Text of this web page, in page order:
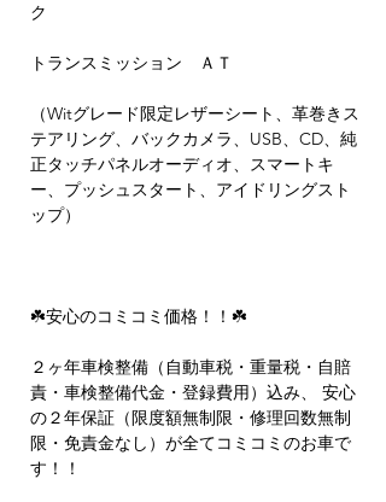
ク
トランスミッション ＡＴ
（Witグレード限定レザーシート、革巻きス
テアリング、バックカメラ、USB、CD、純
正タッチパネルオーディオ、スマートキ
ー、プッシュスタート、アイドリングスト
ップ）
☘️安心のコミコミ価格！！☘️
２ヶ年車検整備（自動車税・重量税・自賠
責・車検整備代金・登録費用）込み、 安心
の２年保証（限度額無制限・修理回数無制
限・免責金なし）が全てコミコミのお車で
す！！